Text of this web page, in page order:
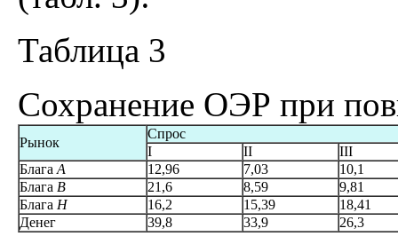
Таблица 3
Сохранение ОЭР при
Рынок
Спрос
I
II
III
Блага А 12,96 7,03
10,1
Блага B 21,6 8,59
9,81
Блага H 16,2 15,39
18,41
Денег
39,8 33,9 26,3